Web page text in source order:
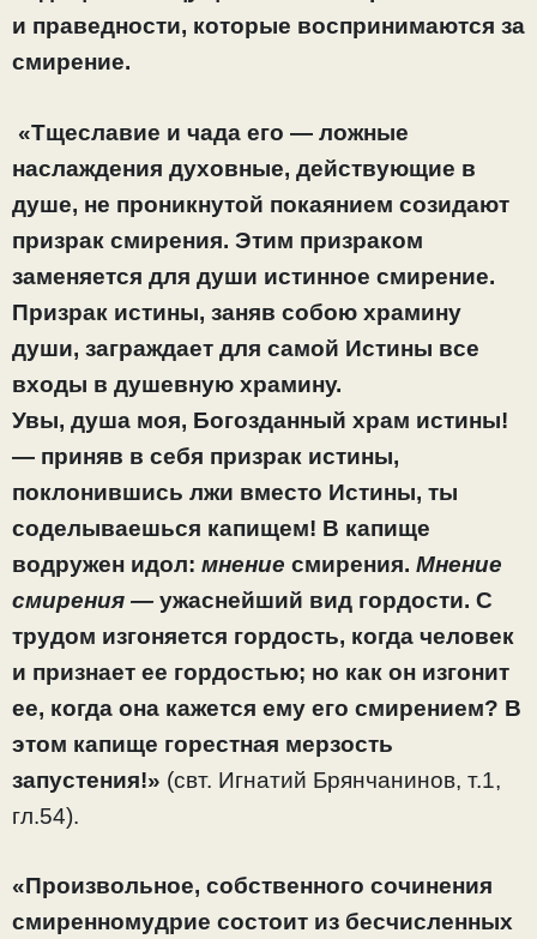
и праведности, которые воспринимаются за
смирение.
«Тщеславие и чада его — ложные
наслаждения духовные, действующие в
душе, не проникнутой покаянием созидают
призрак смирения. Этим призраком
заменяется для души истинное смирение.
Призрак истины, заняв собою храмину
души, заграждает для самой Истины все
входы в душевную храмину.
Увы, душа моя, Богозданный храм истины!
— приняв в себя призрак истины,
поклонившись лжи вместо Истины, ты
соделываешься капищем! В капище
водружен идол: мнение смирения. Мнение
смирения — ужаснейший вид гордости. С
трудом изгоняется гордость, когда человек
и признает ее гордостью; но как он изгонит
ее, когда она кажется ему его смирением? В
этом капище горестная мерзость
запустения!» (свт. Игнатий Брянчанинов, т.1,
гл.54).
«Произвольное, собственного сочинения
смиренномудрие состоит из бесчисленных